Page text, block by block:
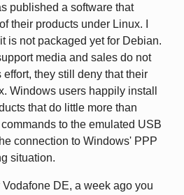
published a software that
their products under Linux. I
is not packaged yet for Debian.
media and sales do not
they still deny that their
Windows users happily install
that do little more than
to the emulated USB
connection to Windows' PPP
situation.
DE, a week ago you